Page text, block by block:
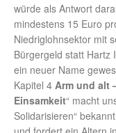
würde als Antwort
mindestens 15 Euro
Niedriglohnsektor mit
Bürgergeld statt Hartz
ein neuer Name
Kapitel 4 Arm und alt
Einsamkeit“ macht
Solidarisieren“